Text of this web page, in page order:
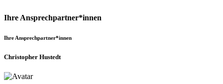
Ihre Ansprechpartner*innen
Ihre Ansprechpartner*innen
Christopher Hustedt